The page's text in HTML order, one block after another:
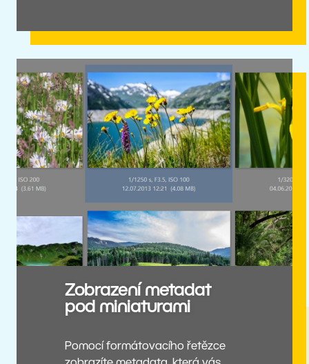
Zobrazení metadat
pod miniaturami
Pomocí formátovacího řetězce